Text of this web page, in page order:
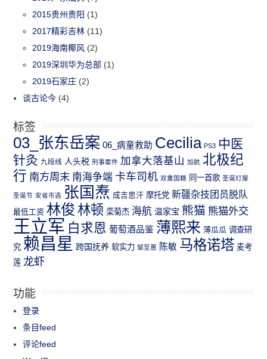
2015贵州贵阳 (1)
2017精彩吉林 (11)
2019海南椰风 (2)
2019深圳华为总部 (1)
2019石家庄 (2)
谈古论今 (4)
标签
03_张东岳案 06_病童救助 Cecilia PS3 中医
针灸 九段线 人头税 刑事案件 加拿大落基山 加航 北极纪
行 南方周末 南海争端 卡车司机 双重国籍 同一首歌 圣诞灯屋
圣诞节 安省市选 张国焘 成吉思汗 摩托党 新疆杂技团员脱队
最低工资 林俊 林顿 栾菊杰 海航 温家宝 熊猫 熊猫外交
王立军 白求恩 葡萄酒品鉴 薄熙来 薄瓜瓜 调查研
究 赖昌星 跨国抚养 软实力 邹至蕙 陈敏 马格诺塔 麦考
莲 龙虾
功能
登录
条目feed
评论feed